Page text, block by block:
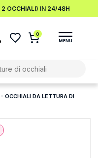
2 OCCHIALI) IN 24/48H
0
OCCHIALI DA LETTURA DI